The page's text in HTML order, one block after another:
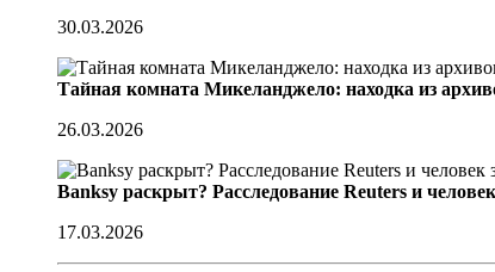
30.03.2026
Тайная комната Микеланджело: находка из
26.03.2026
Banksy раскрыт? Расследование Reuters и
17.03.2026